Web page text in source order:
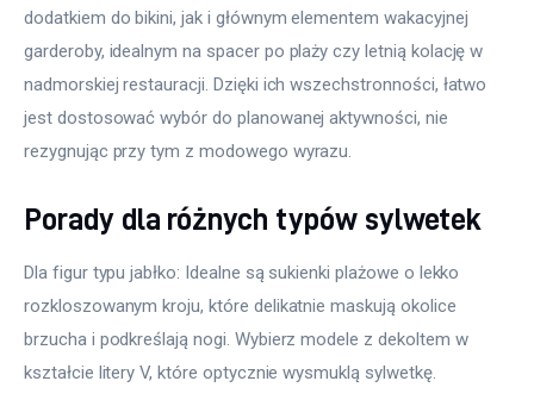
dodatkiem do bikini, jak i głównym elementem wakacyjnej
garderoby, idealnym na spacer po plaży czy letnią kolację w
nadmorskiej restauracji. Dzięki ich wszechstronności, łatwo
jest dostosować wybór do planowanej aktywności, nie
rezygnując przy tym z modowego wyrazu.
Porady dla różnych typów sylwetek
Dla figur typu jabłko: Idealne są sukienki plażowe o lekko
rozkloszowanym kroju, które delikatnie maskują okolice
brzucha i podkreślają nogi. Wybierz modele z dekoltem w
kształcie litery V, które optycznie wysmuklą sylwetkę.